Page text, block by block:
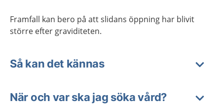
Framfall kan bero på attslidans öppning har blivit
större efter graviditeten.
Så kan det kännas
När och var ska jag söka vård?